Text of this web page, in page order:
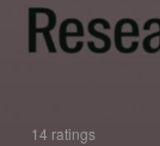
14 ratings